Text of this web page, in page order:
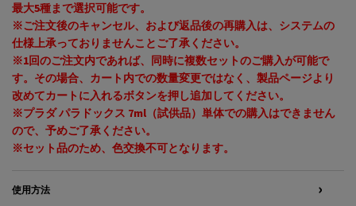
最大5種まで選択可能です。
※ご注文後のキャンセル、および返品後の再購入は、システムの
仕様上承っておりませんことご了承ください。
※1回のご注文内であれば、同時に複数セットのご購入が可能で
す。その場合、カート内での数量変更ではなく、製品ページより
改めてカートに入れるボタンを押し追加してください。
※プラダ パラドックス 7ml（試供品）単体での購入はできません
ので、予めご了承ください。
※セット品のため、色交換不可となります。
使用方法